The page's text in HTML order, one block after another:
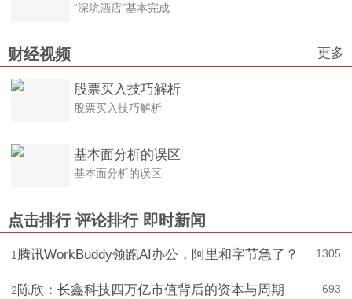
“深坑酒店”基本完成
财经视频 更多
股票买入技巧解析
股票买入技巧解析
基本面分析的误区
基本面分析的误区
点击排行 评论排行 即时新闻
1305
1腾讯WorkBuddy领跑AI办公，阿里和字节急了？
693
2 陈欣：长鑫科技四万亿市值背后的资本与周期